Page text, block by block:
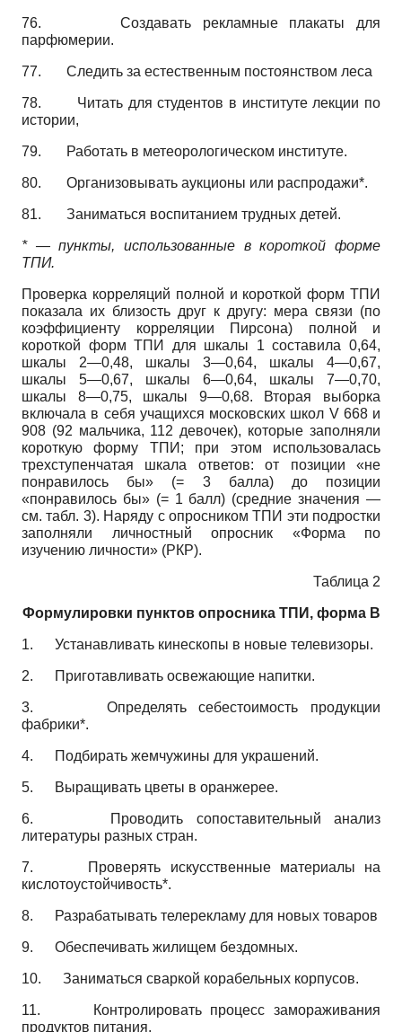
76.Создавать рекламные плакаты для
парфюмерии.
77. Следить за естественным постоянством леса
78. Читать для студентов в институте лекции по
истории,
79. Работать в метеорологическом институте.
80. Организовывать аукционы или распродажи*.
81. Заниматься воспитанием трудных детей.
* — пункты, использованные в короткой форме
ТПИ.
Проверка корреляций полной и короткой форм ТПИ
показала их близость друг к другу: мера связи (по
коэффициенту корреляции Пирсона) полной и
короткой форм ТПИ для шкалы 1 составила 0,64,
шкалы 2—0,48, шкалы 3—0,64, шкалы 4—0,67,
шкалы 5—0,67, шкалы 6—0,64, шкалы 7—0,70,
шкалы 8—0,75, шкалы 9—0,68. Вторая выборка
включала в себя учащихся московских школ V 668 и
908 (92 мальчика, 112 девочек), которые заполняли
короткую форму ТПИ; при этом использовалась
трехступенчатая шкала ответов: от позиции «не
понравилось бы» (= 3 балла) до позиции
«понравилось бы» (= 1 балл) (средние значения —
см. табл. 3). Наряду с опросником ТПИ эти подростки
заполняли личностный опросник «Форма по
изучению личности» (РКР).
Таблица 2
Формулировки пунктов опросника ТПИ, форма В
1. Устанавливать кинескопы в новые телевизоры.
2. Приготавливать освежающие напитки.
3. Определять себестоимость продукции
фабрики*.
4. Подбирать жемчужины для украшений.
5. Выращивать цветы в оранжерее.
6.
Проводить сопоставительный анализ
литературы разных стран.
7. Проверять искусственные материалы на
кислотоустойчивость*.
8. Разрабатывать телерекламу для новых товаров
9. Обеспечивать жилищем бездомных.
10. Заниматься сваркой корабельных корпусов.
11.
Контролировать процесс замораживания
продуктов питания.